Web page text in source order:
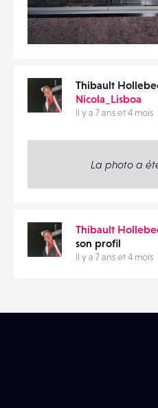
Thibault
Nicola_Lisboa
Il y a 7 ans et 4 mois
La photo a
Thibault
son profil
Il y a 7 ans et 4 mois